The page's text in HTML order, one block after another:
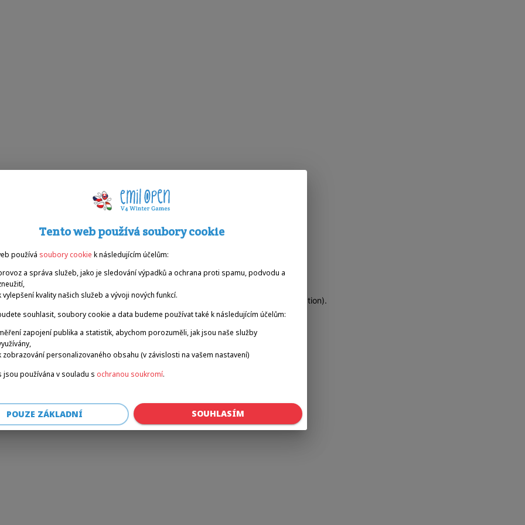
a client-side exception has occurred (see the browser console for more information).
Tento web používá soubory cookie
používá soubory cookie k následujícím účelům:
a správa služeb, jako je sledování výpadků a ochrana proti spamu, podvodu a
vylepšení kvality našich služeb a vývoji nových funkcí.
souhlasit, soubory cookie a data budeme používat také k následujícím účelům:
zapojení publika a statistik, abychom porozuměli, jak jsou naše služby
zobrazování personalizovaného obsahu (v závislosti na vašem nastavení)
jsou používána v souladu s ochranou soukromí.
POUZE ZÁKLADNÍ SOUHLASÍM